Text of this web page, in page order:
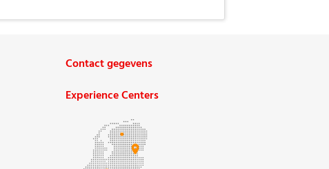
Contact gegevens
Experience Centers